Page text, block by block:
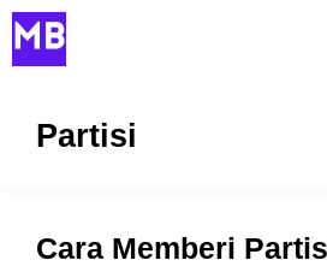
Skip
to
Partisi
Cara Memberi